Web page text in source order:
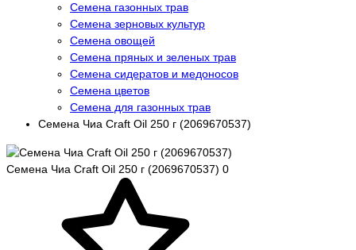
Семена газонных трав
Семена зерновых культур
Семена овощей
Семена пряных и зеленых трав
Семена сидератов и медоносов
Семена цветов
Семена для газонных трав
Семена Чиа Craft Oil 250 г (2069670537)
Семена Чиа Craft Oil 250 г (2069670537) 0